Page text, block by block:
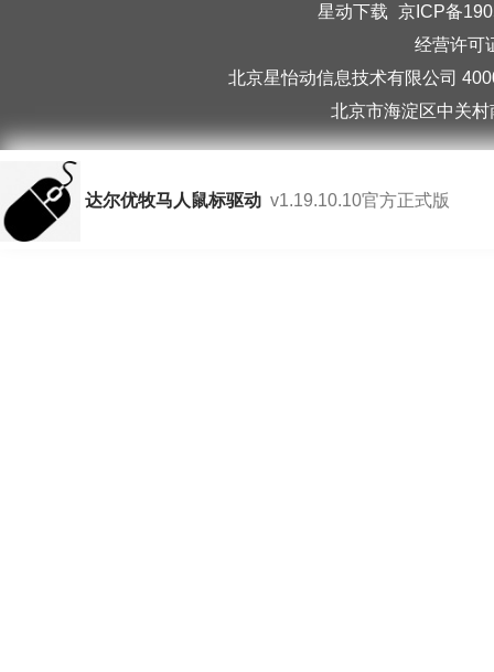
星动下载 京ICP备
经营许可
北京星怡动信息技术有限公司
北京市海淀区中关
达尔优牧马人鼠标驱动 v1.19.10.10官方正式版